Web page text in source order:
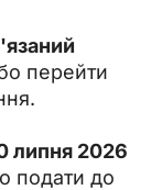
перейти
липня 2026
подати до